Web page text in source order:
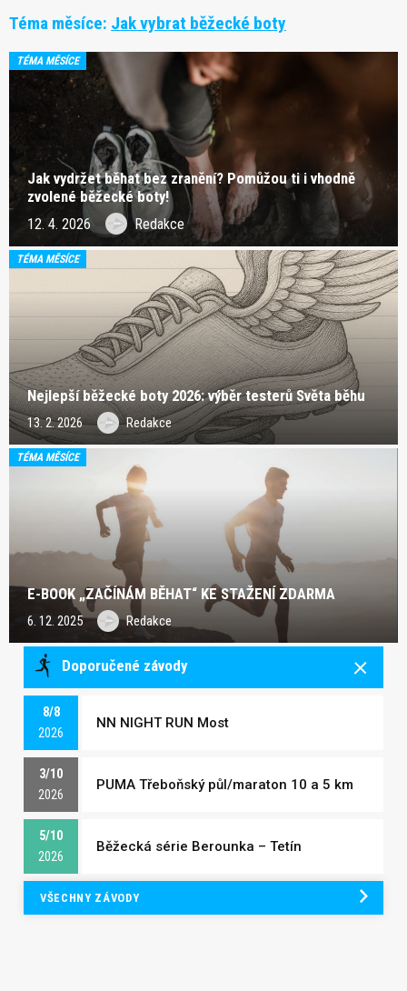
Téma měsíce: Jak vybrat běžecké boty
TÉMA MĚSÍCE
Jak vydržet běhat bez zranění? Pomůžou ti i vhodně
zvolené běžecké boty!
12. 4. 2026 Redakce
TÉMA MĚSÍCE
Nejlepší běžecké boty 2026: výběr testerů Světa běhu
13. 2. 2026 Redakce
TÉMA MĚSÍCE
E-BOOK „ZAČÍNÁM BĚHAT“ KE STAŽENÍ ZDARMA
6. 12. 2025 Redakce
Doporučené závody
8/8
2026
NN NIGHT RUN Most
3/10
2026
PUMA Třeboňský půl/maraton 10 a 5 km
5/10
2026
Běžecká série Berounka – Tetín
VŠECHNY ZÁVODY